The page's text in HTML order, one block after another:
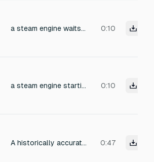
a steam engine waits in the station, blows its whistle, then slowly starts to move 0:10
a steam engine starting to move and leave the station 0:10
A historically accurate early 20th-century steam locomotive starting to move from a station. Heavy mechanical clanks as the connecting rods engage, deep steam hisses, slow rhythmic piston chuffs, metal under strain. Gradual acceleration, massive weight, no modern sounds. 0:47